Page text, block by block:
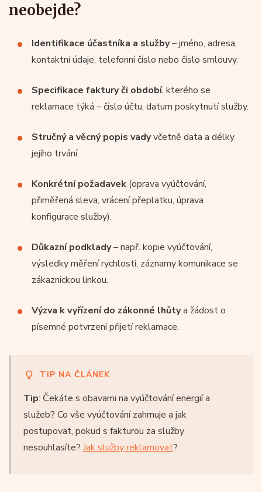
neobejde?
Identifikace účastníka a služby– jméno, adresa,
kontaktní údaje, telefonní číslo nebo číslo smlouvy.
Specifikace faktury či období, kterého se
reklamace týká – číslo účtu, datum poskytnutí služby.
Stručný a věcný popis vadyvčetně data a délky
jejího trvání.
Konkrétní požadavek (oprava vyúčtování,
přiměřená sleva, vrácení přeplatku, úprava
konfigurace služby).
Důkazní podklady– např. kopie vyúčtování,
výsledky měření rychlosti, záznamy komunikace se
zákaznickou linkou.
Výzva k vyřízení do zákonné lhůtya žádost o
písemné potvrzení přijetí reklamace.
TIP NA ČLÁNEK
Tip: Čekáte s obavami na vyúčtování energií a
služeb? Co vše vyúčtování zahrnuje a jak
postupovat, pokud s fakturou za služby
nesouhlasíte? Jak služby reklamovat?